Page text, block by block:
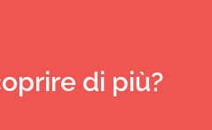
di più?